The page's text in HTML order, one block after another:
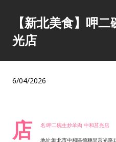
【新北美食】呷
光店
6/04/2026
店 名:呷二碗生炒羊肉 中和莒光店
地址:新北市中和區德穗里莒光路